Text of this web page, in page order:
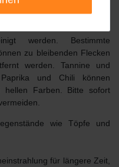
werden.
Bestimmte
zu bleibenden Flecken
werden.
Tannine und
und Chili können
Farben.
Bitte sofort
wie Töpfe und
für längere Zeit,